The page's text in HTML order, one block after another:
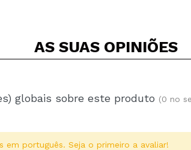
AS SUAS OPINIÕES
globais sobre este produto (0 no
em português. Seja o primeiro a avaliar!